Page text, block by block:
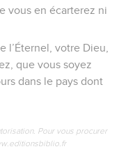
vous en écarterez ni
l’Éternel, votre Dieu,
que vous soyez
dans le pays dont
Pour vous procurer